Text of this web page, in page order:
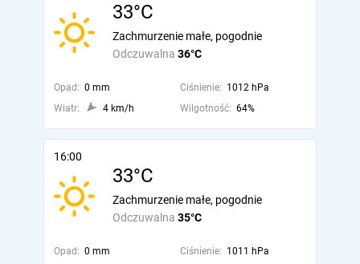
33°C
Odczuwalna 36°C
Zachmurzenie małe, pogodnie
Opad: 0 mm Ciśnienie: 1012 hPa
Wiatr:
4 km/h Wilgotność: 64%
16:00
33°C
Odczuwalna 35°C
Zachmurzenie małe, pogodnie
Opad: 0 mm Ciśnienie: 1011 hPa